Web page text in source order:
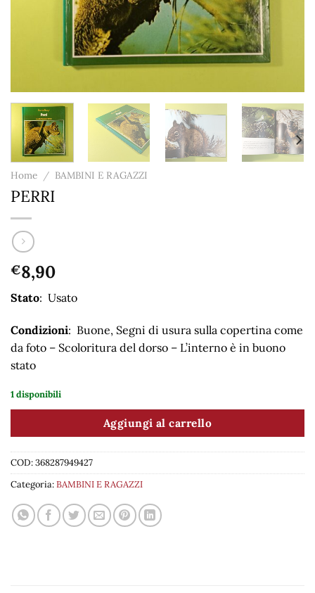
Home / BAMBINI E RAGAZZI
PERRI
€8,90
Stato: Usato
Condizioni: Buone, Segni di usura sulla copertina come
da foto – Scoloritura del dorso – L’interno è in buono
stato
1 disponibili
Aggiungi al carrello
COD:368287949427
Categoria:BAMBINI E RAGAZZI